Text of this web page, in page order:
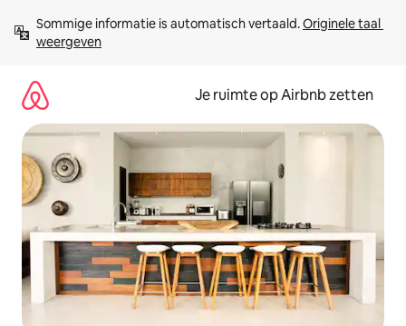
direct
naar
Sommige informatie is automatisch vertaald. Originele taal
weergeven
Je ruimte op Airbnb zetten